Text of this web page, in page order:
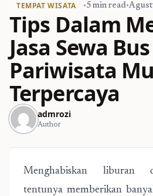
TEMPAT WISATA •5 min read•
Tips Dalam
Jasa Sewa Bus
Pariwisata
Terpercaya
admrozi
Author
Menghabiskan liburan
tentunya memberikan